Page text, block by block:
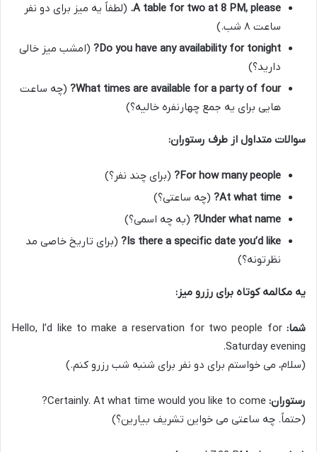
A table for two at 8 PM, please. (لطفاً یه میز برای دو نفر
ساعت ۸ شب.)
Do you have any availability for tonight?
(امشب میز خالی
دارید؟)
What times are available for a party of four?
(چه ساعت
هایی برای یه جمع چهارنفره خالیه؟)
سوالات متداول از طرف رستوران:
For how many people?
(برای چند نفر؟)
At what time?
(چه ساعتی؟)
Under what name?
(به چه اسمی؟)
Is there a specific date you’d like?
(برای تاریخ خاصی مد
نظرتونه؟)
یه مکالمه کوتاه برای رزرو میز:
شما: Hello, I’d like to make a reservation for two people for
Saturday evening.
(سلام، می خواستم برای دو نفر برای شنبه شب رزرو کنم.)
رستوران:
(حتماً. چه ساعتی می خواین تشریف بیارین؟)